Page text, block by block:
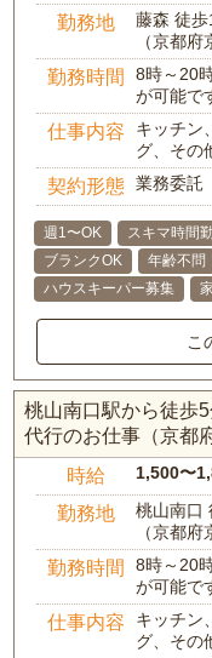
勤務地
藤森 徒歩
（京都府
勤務時間
8時～20
が可能で
仕事内容
キッチン
グ、その
契約形態 業務委託
週1〜OK スキマ時間
ブランクOK
年齢不問
ハウスキーパー募集
こ
桃山南口駅から徒歩
代行のお仕事（京都
時給 1,500〜
勤務地
桃山南口
（京都府
勤務時間
8時～20
が可能で
仕事内容
キッチン
グ、その